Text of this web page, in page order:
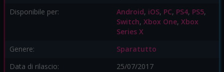
Disponibile per:
Android, iOS, PC, PS4, PS5,
Switch, Xbox One, Xbox
Series X
Genere:
Sparatutto
Data di rilascio:
25/07/2017